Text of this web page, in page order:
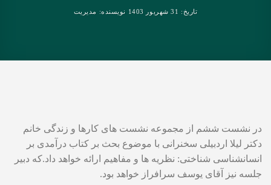
تاریخ: 31 شهریور 1403 نویسنده: مدیریت
در نشست ششم از مجموعه نشست های کارها و زندگی خانم
دکتر لیلا اردبیلی سخنرانی با موضوع بحث بر کتاب درآمدی بر
انسانشناسی شناختی: نظریه ها و مفاهیم ارائه خواهد داد.که دبیر
جلسه نیز آقای یوسف سرافراز خواهد بود.